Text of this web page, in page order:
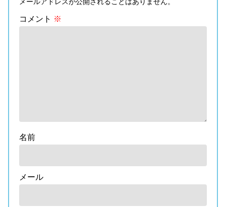
コメント ※
名前
メール